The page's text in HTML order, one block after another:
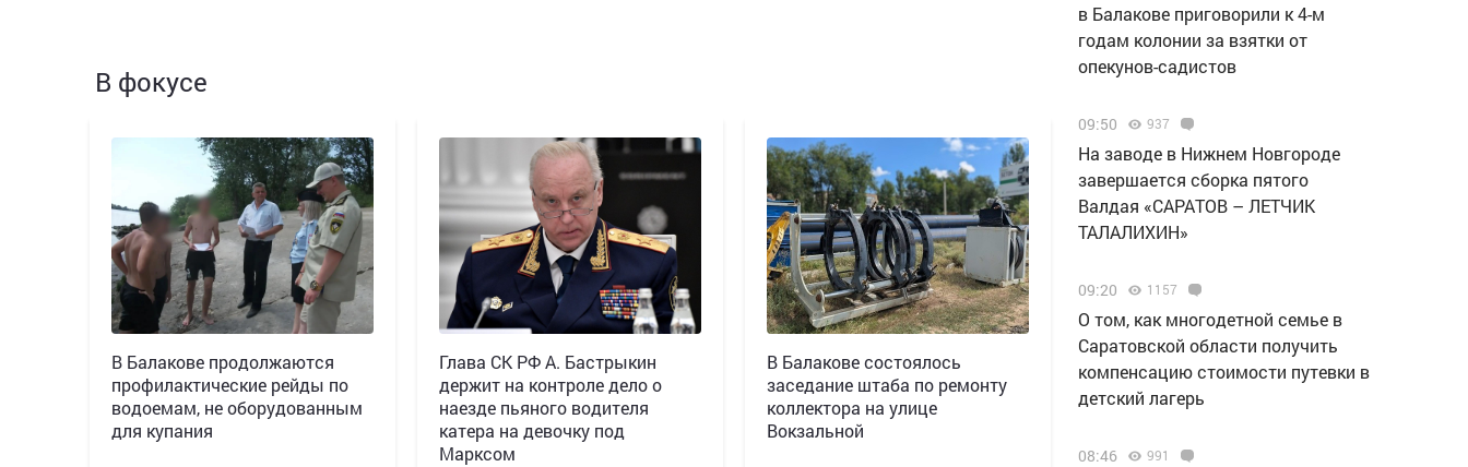
В фокусе
В Балакове продолжаются
профилактические рейды по
водоемам, не оборудованным
для купания
Глава СК РФ А. Бастрыкин
держит на контроле дело о
наезде пьяного водителя
катера на девочку под
Марксом
В Балакове состоялось
заседание штаба по ремонту
коллектора на улице
Вокзальной
в Балакове приговорили к 4-м
годам колонии за взятки от
опекунов-садистов
09:50 937
Н️а заводе в Нижнем Новгороде
завершается сборка пятого
Валдая «САРАТОВ – ЛЕТЧИК
ТАЛАЛИХИН»
09:20 1157
О том, как многодетной семье в
Саратовской области получить
компенсацию стоимости путевки в
детский лагерь
08:46 991